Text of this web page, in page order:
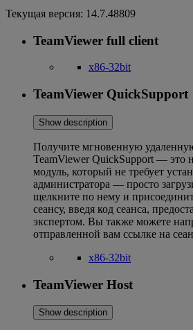
Текущая версия: 14.7.48809
TeamViewer full client
x86-32bit
TeamViewer QuickSupport
Show description
Получите мгновенную
TeamViewer QuickSupport — это
модуль, который не требует
администратора — просто
щелкните по нему и
сеансу, введя код сеанса,
экспертом. Вы также можете
отправленной вам ссылке на
x86-32bit
TeamViewer Host
Show description